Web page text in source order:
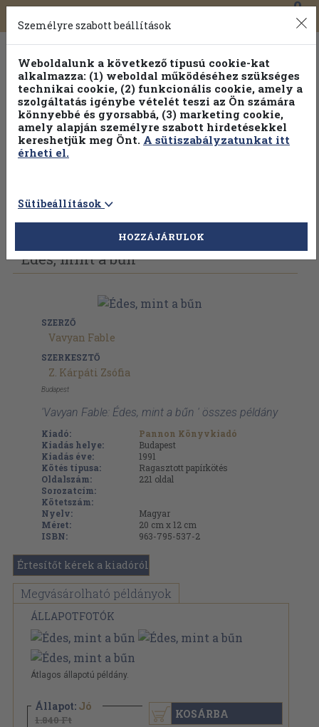
Toggle
navigation
0
Vissza az előző oldalra Válasszon példányt
Édes, mint a bűn
SZERZŐ
Vavyan Fable
SZERKESZTŐ
Z. Kárpáti Zsófia
Budapest
'Vavyan Fable: Édes, mint a bűn ' összes példány
Kiadó:
Pannon Könyvkiadó
Kiadás helye:
Budapest
Kiadás éve:
1991
Kötés típusa:
Ragasztott papírkötés
Oldalszám:
221 oldal
Sorozatcím:
Kötetszám:
Nyelv:
Magyar
Méret:
20 cm x 12 cm
ISBN:
963-795-537-2
Értesítőt kérek a kiadóról
Megvásárolható példányok
ÁLLAPOTFOTÓK
Átlagos állapotú példány.
Állapot: Jó
1.840 Ft KOSÁRBA
Személyre szabott beállítások
Weboldalunk a következő típusú cookie-kat
alkalmazza: (1) weboldal működéséhez szükséges
technikai cookie, (2) funkcionális cookie, amely a
szolgáltatás igénybe vételét teszi az Ön számára
könnyebbé és gyorsabbá, (3) marketing cookie,
amely alapján személyre szabott hirdetésekkel
kereshetjük meg Önt. A sütiszabályzatunkat itt
érheti el.
Sütibeállítások
HOZZÁJÁRULOK